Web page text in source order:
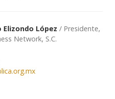
Elizondo López / Presidente,
Network, S.C.